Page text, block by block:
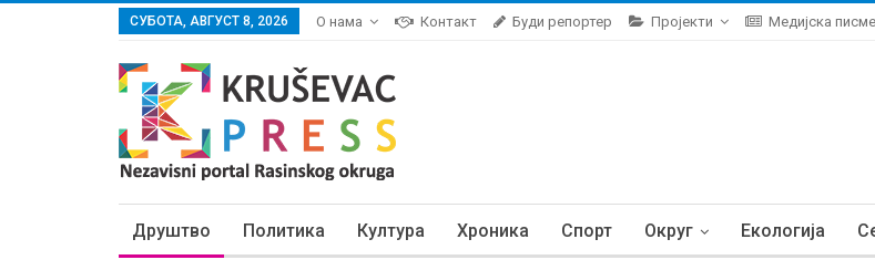
СУБОТА, АВГУСТ 8, 2026 О нама Контакт Буди репортер Пројекти Медијска
Друштво Политика Култура Хроника Спорт Округ Екологија